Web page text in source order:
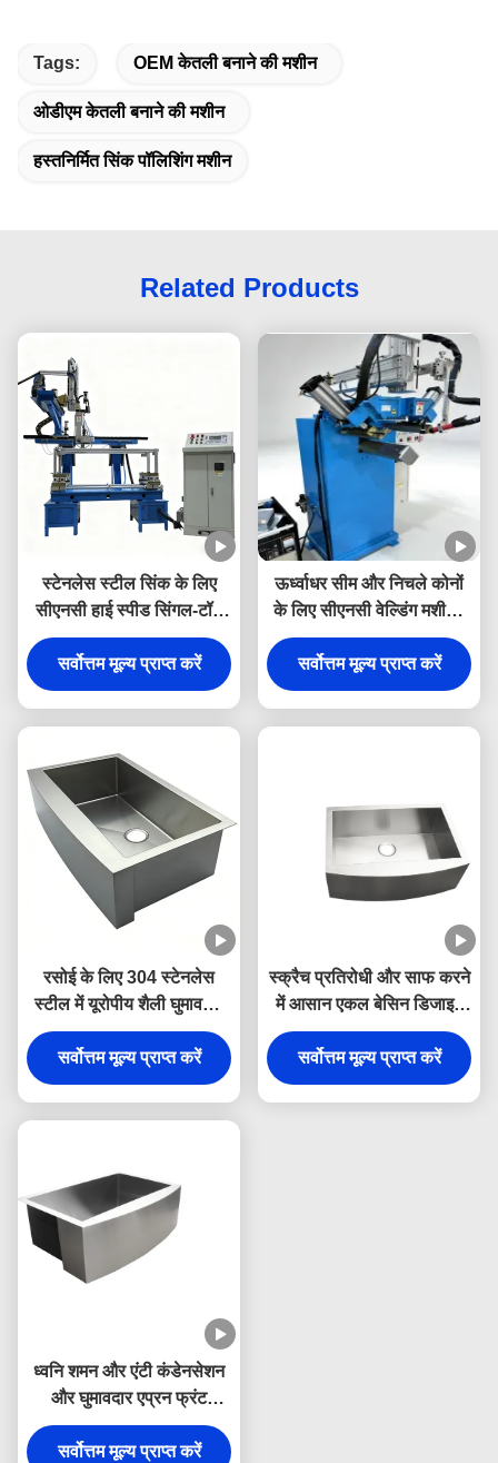
Tags: OEM केतली बनाने की मशीन
ओडीएम केतली बनाने की मशीन
हस्तनिर्मित सिंक पॉलिशिंग मशीन
Related Products
स्टेनलेस स्टील सिंक के लिए
सीएनसी हाई स्पीड सिंगल-टॉर्च
ऑटोमैटिक बेसिन लेजर वेल्डर
सर्वोत्तम मूल्य प्राप्त करें
ऊर्ध्वाधर सीम और निचले कोनों
के लिए सीएनसी वेल्डिंग मशीन -
विशेष वेल्डिंग मशीन
सर्वोत्तम मूल्य प्राप्त करें
रसोई के लिए 304 स्टेनलेस
स्टील में यूरोपीय शैली घुमावदार
फ्रंट भारी शुल्क एकल कटोरा
खेत सिंक
सर्वोत्तम मूल्य प्राप्त करें
स्क्रैच प्रतिरोधी और साफ करने
में आसान एकल बेसिन डिजाइन
के साथ प्रीमियम 304 स्टेनलेस
स्टील अंडरमाउंट रसोई सिंक
सर्वोत्तम मूल्य प्राप्त करें
ध्वनि शमन और एंटी कंडेनसेशन
और घुमावदार एप्रन फ्रंट
डिजाइन के साथ हस्तनिर्मित ब्रश
304 स्टेनलेस स्टील फार्महाउस
सर्वोत्तम मूल्य प्राप्त करें